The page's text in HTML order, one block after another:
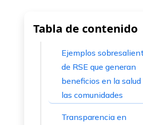
Tabla de contenido
Ejemplos
de RSE que generan
beneficios en la salud
las comunidades
Transparencia en